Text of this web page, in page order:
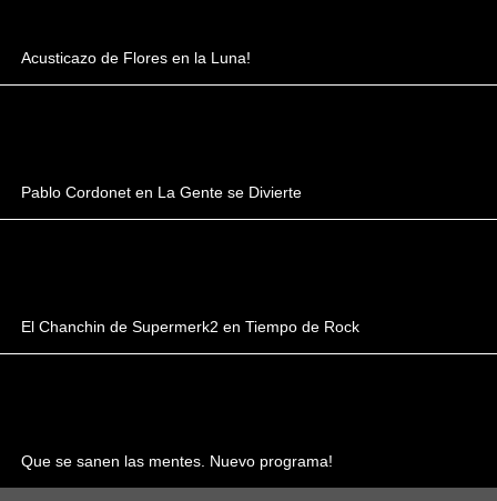
Acusticazo de Flores en la Luna!
Pablo Cordonet en La Gente se Divierte
El Chanchin de Supermerk2 en Tiempo de Rock
Que se sanen las mentes. Nuevo programa!